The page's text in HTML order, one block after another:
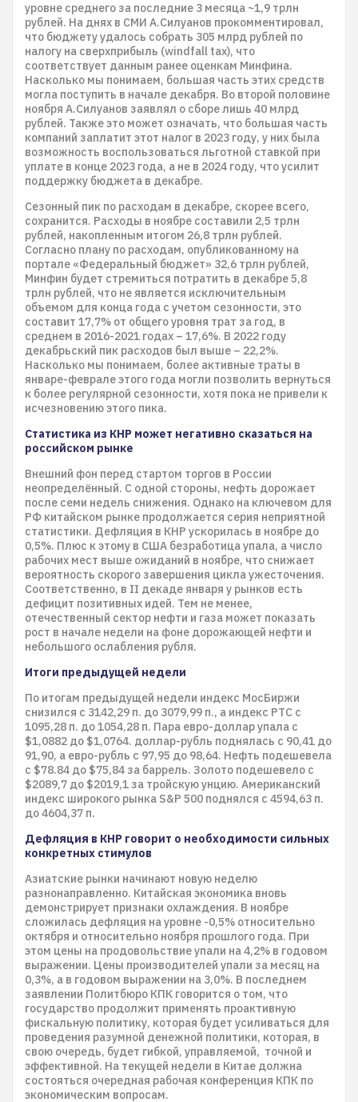
уровне среднего за последние 3 месяца ~1,9 трлн
рублей. На днях в СМИ А.Силуанов прокомментировал,
что бюджету удалось собрать 305 млрд рублей по
налогу на сверхприбыль (windfall tax), что
соответствует данным ранее оценкам Минфина.
Насколько мы понимаем, большая часть этих средств
могла поступить в начале декабря. Во второй половине
ноября А.Силуанов заявлял о сборе лишь 40 млрд
рублей. Также это может означать, что большая часть
компаний заплатит этот налог в 2023 году, у них была
возможность воспользоваться льготной ставкой при
уплате в конце 2023 года, а не в 2024 году, что усилит
поддержку бюджета в декабре.
Сезонный пик по расходам в декабре, скорее всего,
сохранится. Расходы в ноябре составили 2,5 трлн
рублей, накопленным итогом 26,8 трлн рублей.
Согласно плану по расходам, опубликованному на
портале «Федеральный бюджет» 32,6 трлн рублей,
Минфин будет стремиться потратить в декабре 5,8
трлн рублей, что не является исключительным
объемом для конца года с учетом сезонности, это
составит 17,7% от общего уровня трат за год, в
среднем в 2016-2021 годах – 17,6%. В 2022 году
декабрьский пик расходов был выше – 22,2%.
Насколько мы понимаем, более активные траты в
январе-феврале этого года могли позволить вернуться
к более регулярной сезонности, хотя пока не привели к
исчезновению этого пика.
Статистика из КНР может негативно сказаться на
российском рынке
Внешний фон перед стартом торгов в России
неопределённый. С одной стороны, нефть дорожает
после семи недель снижения. Однако на ключевом для
РФ китайском рынке продолжается серия неприятной
статистики. Дефляция в КНР ускорилась в ноябре до
0,5%. Плюс к этому в США безработица упала, а число
рабочих мест выше ожиданий в ноябре, что снижает
вероятность скорого завершения цикла ужесточения.
Соответственно, в II декаде января у рынков есть
дефицит позитивных идей. Тем не менее,
отечественный сектор нефти и газа может показать
рост в начале недели на фоне дорожающей нефти и
небольшого ослабления рубля.
Итоги предыдущей недели
По итогам предыдущей недели индекс МосБиржи
снизился с 3142,29 п. до 3079,99 п., а индекс РТС с
1095,28 п. до 1054,28 п. Пара евро-доллар упала с
$1,0882 до $1,0764. доллар-рубль поднялась с 90,41 до
91,90, а евро-рубль с 97,95 до 98,64. Нефть подешевела
с $78.84 до $75,84 за баррель. Золото подешевело с
$2089,7 до $2019,1 за тройскую унцию. Американский
индекс широкого рынка S&P 500 поднялся с 4594,63 п.
до 4604,37 п.
Дефляция в КНР говорит о необходимости сильных
конкретных стимулов
Азиатские рынки начинают новую неделю
разнонаправленно. Китайская экономика вновь
демонстрирует признаки охлаждения. В ноябре
сложилась дефляция на уровне -0,5% относительно
октября и относительно ноября прошлого года. При
этом цены на продовольствие упали на 4,2% в годовом
выражении. Цены производителей упали за месяц на
0,3%, а в годовом выражении на 3,0%. В последнем
заявлении Политбюро КПК говорится о том, что
государство продолжит применять проактивную
фискальную политику, которая будет усиливаться для
проведения разумной денежной политики, которая, в
свою очередь, будет гибкой, управляемой, точной и
эффективной. На текущей недели в Китае должна
состояться очередная рабочая конференция КПК по
экономическим вопросам.